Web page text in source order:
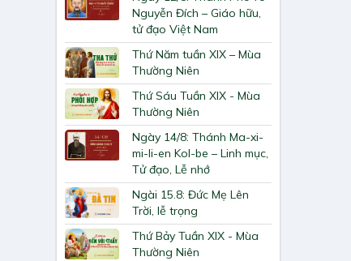
Nguyễn Đích – Giáo hữu,
tử đạo Việt Nam
Thứ Năm tuần XIX – Mùa
Thường Niên
Thứ Sáu Tuần XIX - Mùa
Thường Niên
Ngày 14/8: Thánh Ma-xi-
mi-li-en Kol-be – Linh mục,
Tử đạo, Lễ nhớ
Ngài 15.8: Đức Mẹ Lên
Trời, lễ trọng
Thứ Bảy Tuần XIX - Mùa
Thường Niên